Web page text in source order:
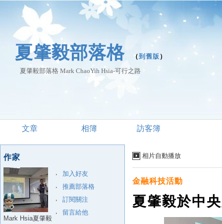
夏肇毅部落格 （到舊版 ）
夏肇毅部落格 Mark ChaoYih Hsia-可行之路
文章 相簿 訪客簿
相片自動播放
金融科技活動
夏肇毅於中
作家
加入好友
推薦部落格
訂閱關注
留言給他
Mark Hsia夏肇毅